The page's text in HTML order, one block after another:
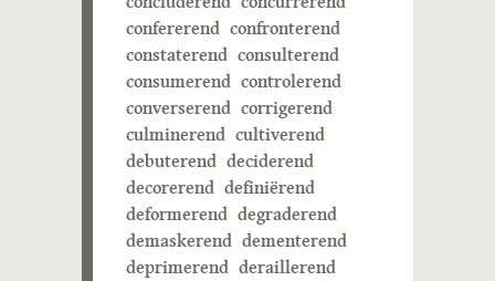
confererend confronterend
constaterend consulterend
consumerend controlerend
converserend corrigerend
culminerend cultiverend
debuterend deciderend
decorerend definiërend
deformerend degraderend
demaskerend dementerend
deprimerend deraillerend